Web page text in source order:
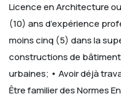
Licence en Architecture
(10) ans d’expérience
moins cinq (5) dans la
constructions de
urbaines; • Avoir déjà
Être familier des Normes